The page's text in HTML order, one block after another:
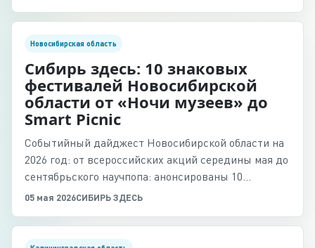
Новосибирская область
Сибирь здесь: 10 знаковых
фестивалей Новосибирской
области от «Ночи музеев» до
Smart Picnic
Событийный дайджест Новосибирской области на
2026 год: от всероссийских акций середины мая до
сентябрьского научпопа: анонсированы 10
ключевых уникальных фестивалей Сибири.
05 мая 2026СИБИРЬ ЗДЕСЬ